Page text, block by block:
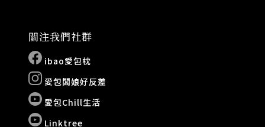
關注我們社群
ibao愛包枕
愛包闆娘好反差
愛包Chill生活
Linktree